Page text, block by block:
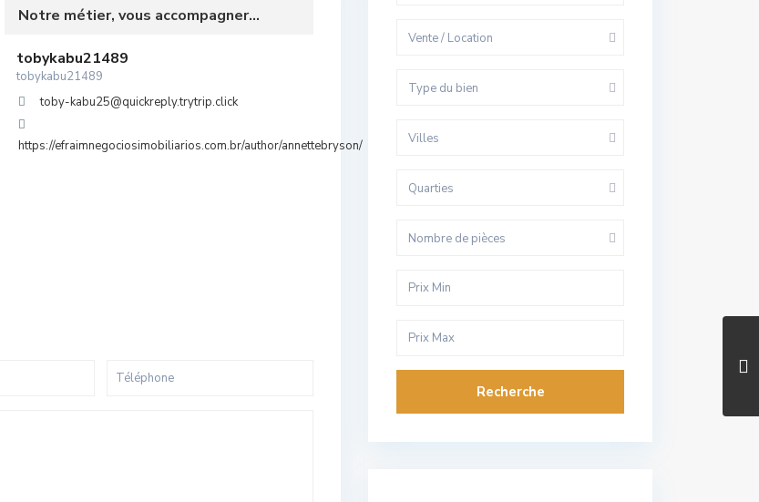
Notre métier, vous accompagner...
tobykabu21489
tobykabu21489
toby-kabu25@quickreply.trytrip.click
https://efraimnegociosimobiliarios.com.br/author/annettebryson/
Vente / Location
Type du bien
Villes
Quarties
Nombre de pièces
Recherche